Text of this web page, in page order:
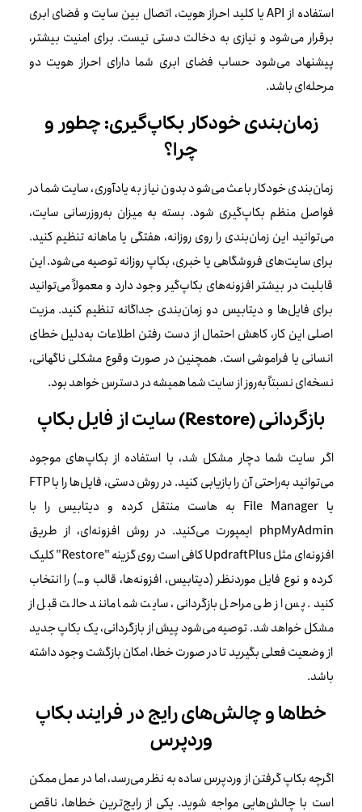
استفاده از API یا کلید احراز هویت، اتصال بین سایت و فضای ابری
برقرار می‌شود و نیازی به دخالت دستی نیست. برای امنیت بیشتر،
پیشنهاد می‌شود حساب فضای ابری شما دارای احراز هویت دو
مرحله‌ای باشد.
زمان‌بندی خودکار بکاپ‌گیری: چطور و
چرا؟
زمان‌بندی خودکار باعث می‌شود بدون نیاز به یادآوری، سایت شما در
فواصل منظم بکاپ‌گیری شود. بسته به میزان به‌روزرسانی سایت،
می‌توانید این زمان‌بندی را روی روزانه، هفتگی یا ماهانه تنظیم کنید.
برای سایت‌های فروشگاهی یا خبری، بکاپ روزانه توصیه می‌شود. این
قابلیت در بیشتر افزونه‌های بکاپ‌گیر وجود دارد و معمولاً می‌توانید
برای فایل‌ها و دیتابیس دو زمان‌بندی جداگانه تنظیم کنید. مزیت
اصلی این کار، کاهش احتمال از دست رفتن اطلاعات به‌دلیل خطای
انسانی یا فراموشی است. همچنین در صورت وقوع مشکلی ناگهانی،
نسخه‌ای نسبتاً به‌روز از سایت شما همیشه در دسترس خواهد بود.
بازگردانی (Restore) سایت از فایل بکاپ
اگر سایت شما دچار مشکل شد، با استفاده از بکاپ‌های موجود
می‌توانید به‌راحتی آن را بازیابی کنید. در روش دستی، فایل‌ها را با FTP
یا File Manager به هاست منتقل کرده و دیتابیس را با
phpMyAdmin ایمپورت می‌کنید. در روش افزونه‌ای، از طریق
افزونه‌ای مثل UpdraftPlus کافی است روی گزینه "Restore" کلیک
کرده و نوع فایل موردنظر (دیتابیس، افزونه‌ها، قالب و…) را انتخاب
کنید. پس از طی مراحل بازگردانی، سایت شما مانند حالت قبل از
مشکل خواهد شد. توصیه می‌شود پیش از بازگردانی، یک بکاپ جدید
از وضعیت فعلی بگیرید تا در صورت خطا، امکان بازگشت وجود داشته
باشد.
خطاها و چالش‌های رایج در فرایند بکاپ
وردپرس
اگرچه بکاپ گرفتن از وردپرس ساده به نظر می‌رسد، اما در عمل ممکن
است با چالش‌هایی مواجه شوید. یکی از رایج‌ترین خطاها، ناقص